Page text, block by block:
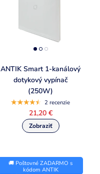
ANTIK Smart 1-kanálový
dotykový vypínač
(250W)
2 recenzie
21,20 €
🚚 Poštovné ZADARMO s
kódom ANTIK